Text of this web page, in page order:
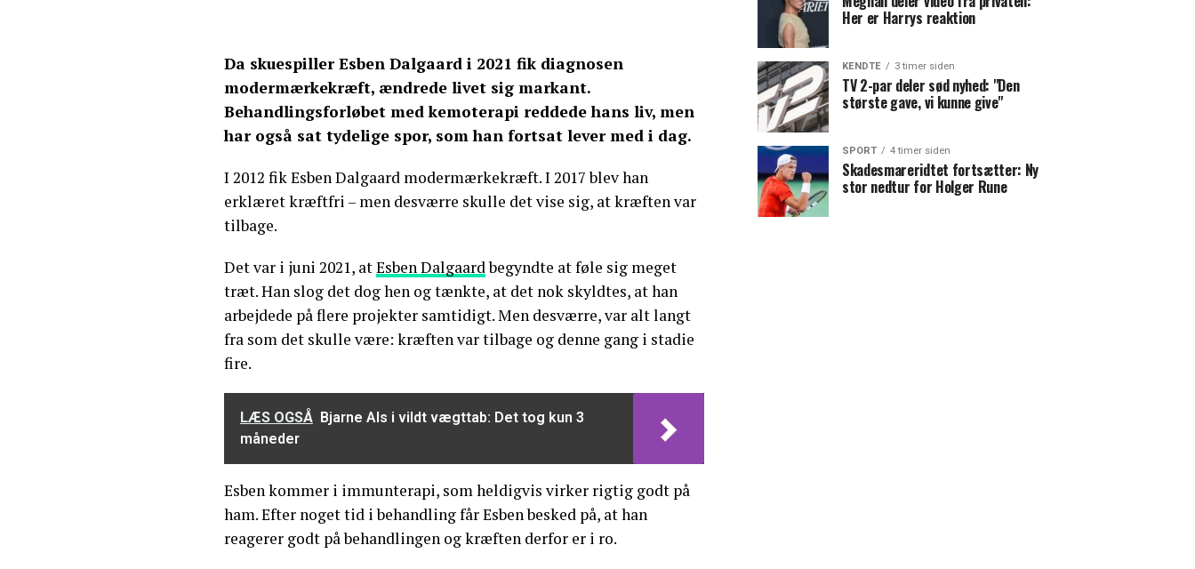
Da skuespiller Esben Dalgaard i 2021 fik diagnosen
modermærkekræft, ændrede livet sig markant.
Behandlingsforløbet med kemoterapi reddede hans liv, men
har også sat tydelige spor, som han fortsat lever med i dag.
I 2012 fik Esben Dalgaard modermærkekræft. I 2017 blev han
erklæret kræftfri – men desværre skulle det vise sig, at kræften var
tilbage.
Det var i juni 2021, atEsben Dalgaardbegyndte at føle sig meget
træt. Han slog det dog hen og tænkte, at det nok skyldtes, at han
arbejdede på flere projekter samtidigt. Men desværre, var alt langt
fra som det skulle være: kræften var tilbage og denne gang i stadie
fire.
LÆS OGSÅ Bjarne Als i vildt vægttab: Det tog kun 3
måneder
Esben kommer i immunterapi, som heldigvis virker rigtig godt på
ham. Efter noget tid i behandling får Esben besked på, at han
reagerer godt på behandlingen og kræften derfor er i ro.
Her er Harrys reaktion
KENDTE 3 timer siden
TV 2-par deler sød nyhed: "Den
største gave, vi kunne give"
SPORT 4 timer siden
Skadesmareridtet fortsætter: Ny
stor nedtur for Holger Rune